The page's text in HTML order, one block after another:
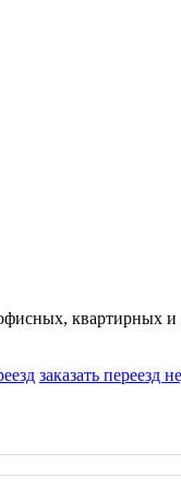
квартирных
заказать переезд